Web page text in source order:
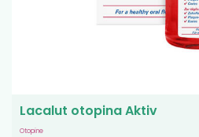
Lacalut otopina Aktiv
Otopine